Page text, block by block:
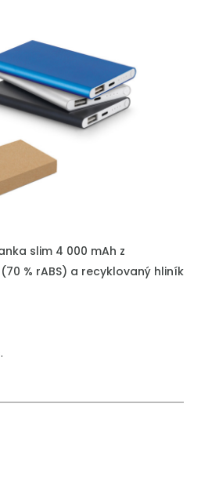
slim 4 000 mAh z
% rABS) a recyklovaný hliník